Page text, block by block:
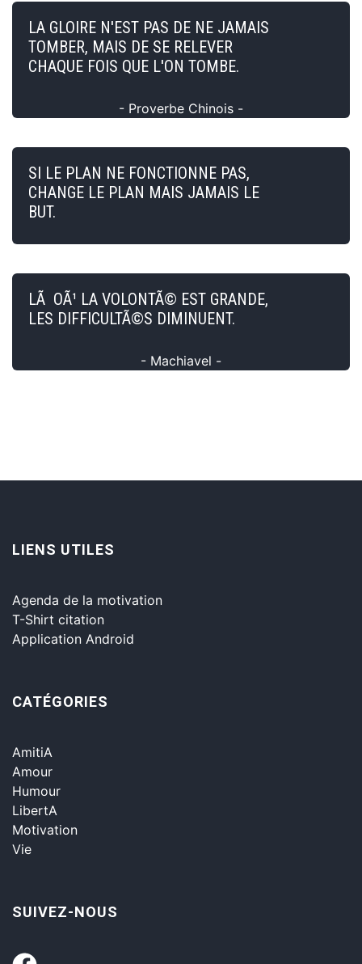
LA GLOIRE N'EST PAS DE NE JAMAIS
TOMBER, MAIS DE SE RELEVER
CHAQUE FOIS QUE L'ON TOMBE.
- Proverbe Chinois -
SI LE PLAN NE FONCTIONNE PAS,
CHANGE LE PLAN MAIS JAMAIS LE
BUT.
LÃ OÃ¹ LA VOLONTÃ© EST GRANDE,
LES DIFFICULTÃ©S DIMINUENT.
- Machiavel -
LIENS UTILES
Agenda de la motivation
T-Shirt citation
Application Android
CATÉGORIES
AmitiA
Amour
Humour
LibertA
Motivation
Vie
SUIVEZ-NOUS